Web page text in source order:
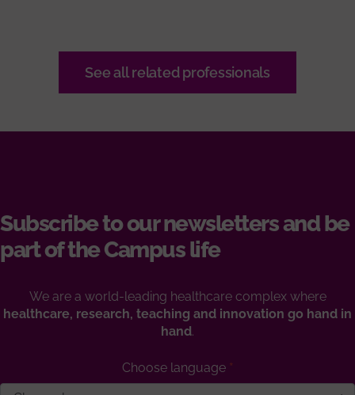
See all related professionals
Subscribe to our newsletters and be
part of the Campus life
We are a world-leading healthcare complex where
healthcare, research, teaching and innovation go hand in
hand.
Choose language